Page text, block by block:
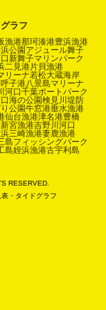
ラフ
漁港那珂湊港豊浜漁港
公園 アジュール舞子
新舞子マリンパーク
二見港片貝漁港
リーナ若松大蔵海岸
呼子港八景島マリーナ
河口千葉ポートパーク
海の公園検見川堤防
公園牛窓港垂水漁港
仙台漁港津名港豊橋
新宮漁港吉野川河口
三崎漁港妻鹿漁港
島フィッシングパーク
島姪浜漁港古宇利島
RESERVED.
表・タイドグラフ